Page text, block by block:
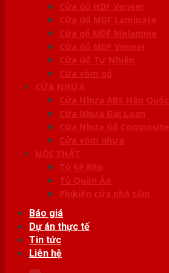
Cửa Gỗ HDF Veneer
Cửa Gỗ MDF Laminate
Cửa gỗ MDF Melamine
Cửa Gỗ MDF Veneer
Cửa Gỗ Tự Nhiên
Cửa vòm gỗ
CỬA NHỰA
Cửa Nhựa ABS Hàn Quốc
Cửa Nhựa Đài Loan
Cửa Nhựa Gỗ Composite
Cửa vòm nhựa
NỘI THẤT
Tủ Kệ Bếp
Tủ Quần Áo
Phụ kiện cửa nhà tắm
Báo giá
Dự án thực tế
Tin tức
Liên hệ